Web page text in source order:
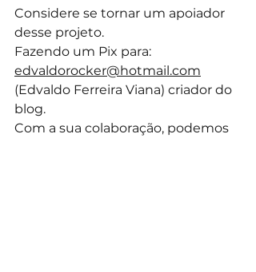
Considere se tornar um apoiador
desse projeto.
Fazendo um Pix para:
edvaldorocker@hotmail.com
(Edvaldo Ferreira Viana) criador do
blog.
Com a sua colaboração, podemos